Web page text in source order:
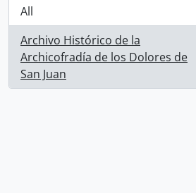
All
Archivo Histórico de la
Archicofradía de los Dolores de
San Juan
, 1 results